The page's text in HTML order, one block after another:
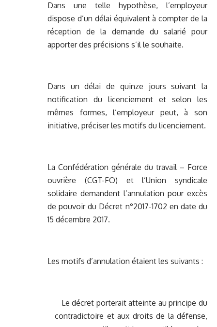
Dans une telle hypothèse, l’employeur
dispose d’un délai équivalent à compter de la
réception de la demande du salarié pour
apporter des précisions s’il le souhaite.
Dans un délai de quinze jours suivant la
notification du licenciement et selon les
mêmes formes, l’employeur peut, à son
initiative, préciser les motifs du licenciement.
La Confédération générale du travail – Force
ouvrière (CGT-FO) et l’Union syndicale
solidaire demandent l’annulation pour excès
de pouvoir du Décret n°2017-1702 en date du
15 décembre 2017.
Les motifs d’annulation étaient les suivants :
Le décret porterait atteinte au principe du
contradictoire et aux droits de la défense,